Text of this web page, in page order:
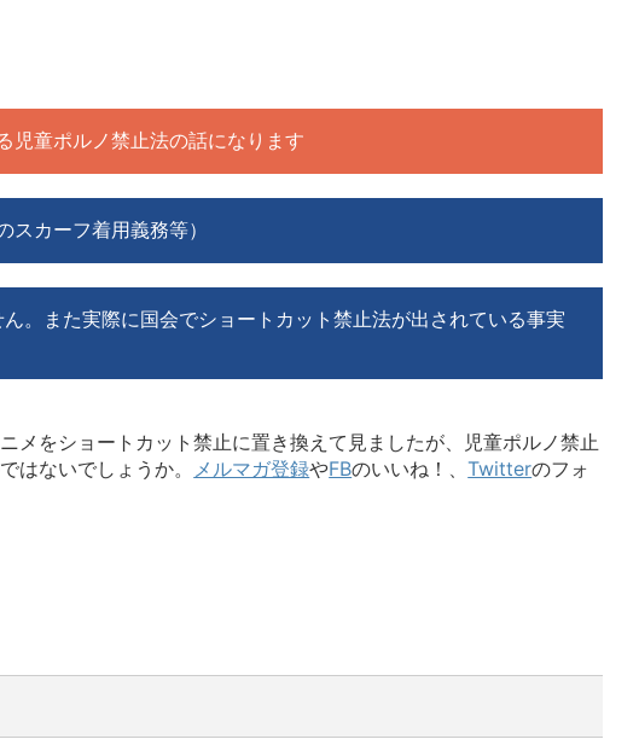
児童ポルノ禁止法の話になります
カーフ着用義務等）
。また実際に国会でショートカット禁止法が出されている事実
メをショートカット禁止に置き換えて見ましたが、児童ポルノ禁止
はないでしょうか。 メルマガ登録やFBのいいね！、Twitterのフォ